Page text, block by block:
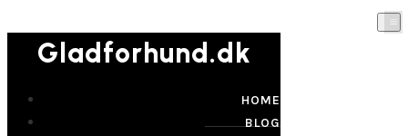
Gladforhund.dk
HOME
BLOG